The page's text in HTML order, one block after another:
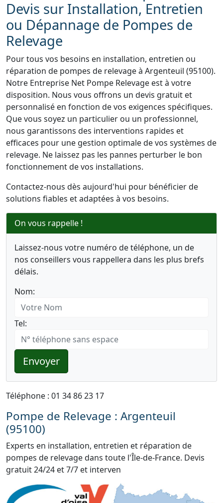
Devis sur Installation, Entretien
ou Dépannage de Pompes de
Relevage
Pour tous vos besoins en installation, entretien ou
réparation de pompes de relevage à Argenteuil (95100).
Notre Entreprise Net Pompe Relevage est à votre
disposition. Nous vous offrons un devis gratuit et
personnalisé en fonction de vos exigences spécifiques.
Que vous soyez un particulier ou un professionnel,
nous garantissons des interventions rapides et
efficaces pour une gestion optimale de vos systèmes de
relevage. Ne laissez pas les pannes perturber le bon
fonctionnement de vos installations.
Contactez-nous dès aujourd'hui pour bénéficier de
solutions fiables et adaptées à vos besoins.
On vous rappelle !
Laissez-nous votre numéro de téléphone, un de
nos conseillers vous rappellera dans les plus brefs
délais.
Nom:
Tel:
Envoyer
Téléphone : 01 34 86 23 17
Pompe de Relevage : Argenteuil
(95100)
Experts en installation, entretien et réparation de
pompes de relevage dans toute l'Île-de-France. Devis
gratuit 24/24 et 7/7 et interven